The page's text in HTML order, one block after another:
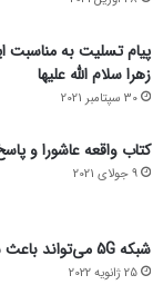
پیام تسلیت به
زهرا سلام الله علیها
30 سپتامبر 2021
کتاب واقعه عاشورا و
9 جولای 2021
شبکه 5G می‌تواند باعث سقوط هواپیما شود
25 ژانویه 2022